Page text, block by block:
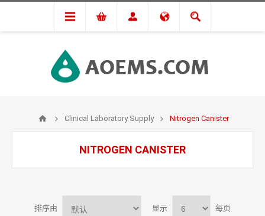
Clinical Laboratory Supply Nitrogen Canister
NITROGEN CANISTER
排序由 显示 每页